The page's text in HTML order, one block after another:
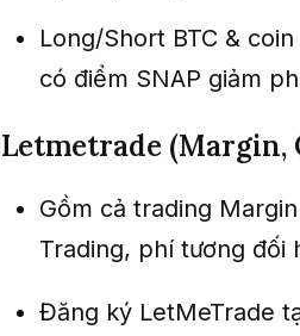
Long/Short BTC &
có điểm SNAP giảm
Letmetrade (Margin,
Gồm cả trading
Trading, phí tương đối
Đăng ký LetMeTrade